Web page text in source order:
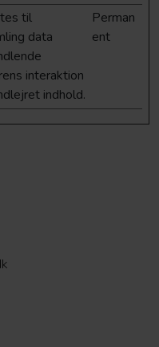
til
data
interaktion
indhold.
Perman
ent